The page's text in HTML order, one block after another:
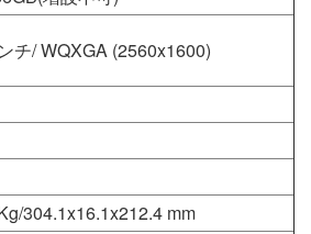
チ/ WQXGA (2560x1600)
304.1x16.1x212.4 mm